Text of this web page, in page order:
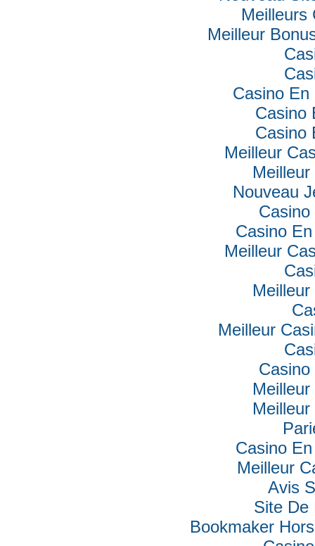
Meilleurs
Meilleur
Casino En
Casino
Casino
Meilleur
Nouveau
Casino
Meilleur
Meilleur
Casino
Meilleur
Avis
Site De
Bookmaker